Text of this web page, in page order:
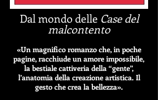
Dal mondo delle Case del
malcontento
«Un magnifico romanzo che, in poche
pagine, racchiude un amore impossibile,
la bestiale cattiveria della “gente”,
l’anatomia della creazione artistica. Il
gesto che crea la bellezza».